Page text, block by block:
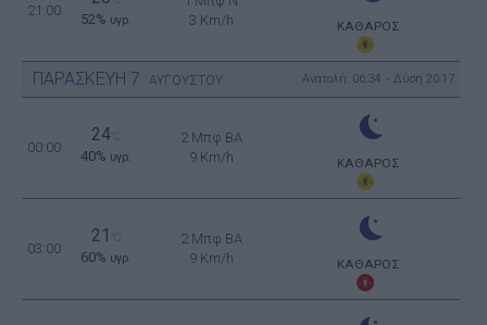
21:00
52% υγρ.
3 Km/h
ΚΑΘΑΡΟΣ
ΠΑΡΑΣΚΕΥΗ 7 ΑΥΓΟΥΣΤΟΥ Ανατολή: 06:34 - Δύση 20:17
00:00
24°C
40% υγρ.
2 Μπφ BA
9 Km/h
ΚΑΘΑΡΟΣ
03:00
21
60% υγρ.
2 Μπφ BA
9 Km/h
ΚΑΘΑΡΟΣ